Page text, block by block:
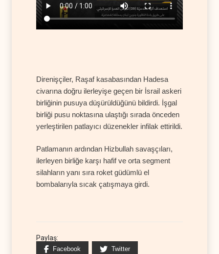
Direnişçiler, Raşaf kasabasından Hadesa
civarına doğru ilerleyişe geçen bir İsrail askeri
birliğinin pusuya düşürüldüğünü bildirdi. İşgal
birliği pusu noktasına ulaştığı sırada önceden
yerleştirilen patlayıcı düzenekler infilak ettirildi.
Patlamanın ardından Hizbullah savaşçıları,
ilerleyen birliğe karşı hafif ve orta segment
silahların yanı sıra roket güdümlü el
bombalarıyla sıcak çatışmaya girdi.
Paylaş:
Facebook Twitter